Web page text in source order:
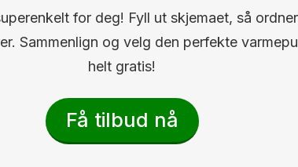
for deg! Fyll ut skjemaet, så
Sammenlign og velg den perfekte
helt gratis!
Få tilbud nå